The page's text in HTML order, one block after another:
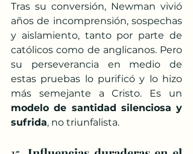
Tras su conversión, Newman vivió
años de incomprensión, sospechas
y aislamiento, tanto por parte de
católicos como de anglicanos. Pero
su perseverancia en medio de
estas pruebas lo purificó y lo hizo
modelo de santidad silenciosa y
sufrida, no triunfalista.